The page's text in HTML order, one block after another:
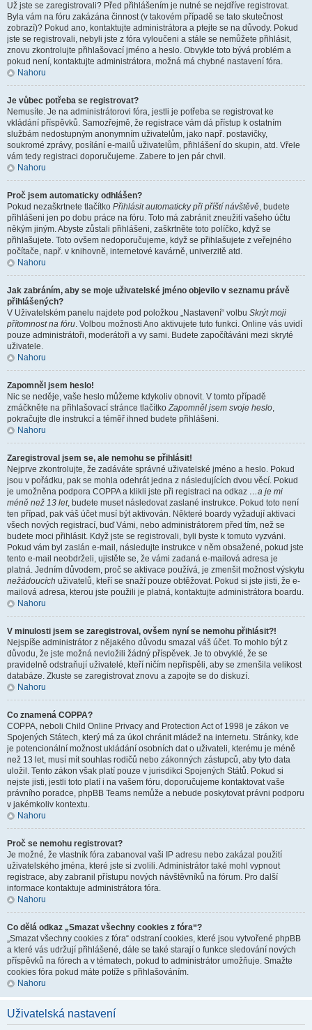
Už jste se zaregistrovali? Před přihlášením je nutné se nejdříve registrovat.
Byla vám na fóru zakázána činnost (v takovém případě se tato skutečnost
zobrazí)? Pokud ano, kontaktujte administrátora a ptejte se na důvody. Pokud
jste se registrovali, nebyli jste z fóra vyloučeni a stále se nemůžete přihlásit,
znovu zkontrolujte přihlašovací jméno a heslo. Obvykle toto bývá problém a
pokud není, kontaktujte administrátora, možná má chybné nastavení fóra.
Nahoru
Je vůbec potřeba se registrovat?
Nemusíte. Je na administrátorovi fóra, jestli je potřeba se registrovat ke
vkládání příspěvků. Samozřejmě, že registrace vám dá přístup k ostatním
službám nedostupným anonymním uživatelům, jako např. postavičky,
soukromé zprávy, posílání e-mailů uživatelům, přihlášení do skupin, atd. Vřele
vám tedy registraci doporučujeme. Zabere to jen pár chvil.
Nahoru
Proč jsem automaticky odhlášen?
Pokud nezaškrtnete tlačítko Přihlásit automaticky při příští návštěvě, budete
přihlášeni jen po dobu práce na fóru. Toto má zabránit zneužití vašeho účtu
někým jiným. Abyste zůstali přihlášeni, zaškrtněte toto políčko, když se
přihlašujete. Toto ovšem nedoporučujeme, když se přihlašujete z veřejného
počítače, např. v knihovně, internetové kavárně, univerzitě atd.
Nahoru
Jak zabráním, aby se moje uživatelské jméno objevilo v seznamu právě
přihlášených?
V Uživatelském panelu najdete pod položkou „Nastavení“ volbu Skrýt moji
přítomnost na fóru. Volbou možnosti Ano aktivujete tuto funkci. Online vás uvidí
pouze administrátoři, moderátoři a vy sami. Budete započítáváni mezi skryté
uživatele.
Nahoru
Zapomněl jsem heslo!
Nic se neděje, vaše heslo můžeme kdykoliv obnovit. V tomto případě
zmáčkněte na přihlašovací stránce tlačítkoZapomněl jsem svoje heslo,
pokračujte dle instrukcí a téměř ihned budete přihlášeni.
Nahoru
Zaregistroval jsem se, ale nemohu se přihlásit!
Nejprve zkontrolujte, že zadáváte správné uživatelské jméno a heslo. Pokud
jsou v pořádku, pak se mohla odehrát jedna z následujících dvou věcí. Pokud
je umožněna podpora COPPA a klikli jste při registraci na odkaz …a je mi
méně než 13 let, budete muset následovat zaslané instrukce. Pokud toto není
ten případ, pak váš účet musí být aktivován. Některé boardy vyžadují aktivaci
všech nových registrací, buď Vámi, nebo administrátorem před tím, než se
budete moci přihlásit. Když jste se registrovali, byli byste k tomuto vyzváni.
Pokud vám byl zaslán e-mail, následujte instrukce v něm obsažené, pokud jste
tento e-mail neobdrželi, ujistěte se, že vámi zadaná e-mailová adresa je
platná. Jedním důvodem, proč se aktivace používá, je zmenšit možnost výskytu
nežádoucích uživatelů, kteří se snaží pouze obtěžovat. Pokud si jste jisti, že e-
mailová adresa, kterou jste použili je platná, kontaktujte administrátora boardu.
Nahoru
V minulosti jsem se zaregistroval, ovšem nyní se nemohu přihlásit?!
Nejspíše administrátor z nějakého důvodu smazal váš účet. To mohlo být z
důvodu, že jste možná nevložili žádný příspěvek. Je to obvyklé, že se
pravidelně odstraňují uživatelé, kteří ničím nepřispěli, aby se zmenšila velikost
databáze. Zkuste se zaregistrovat znovu a zapojte se do diskuzí.
Nahoru
Co znamená COPPA?
COPPA, neboli Child Online Privacy and Protection Act of 1998 je zákon ve
Spojených Státech, který má za úkol chránit mládež na internetu. Stránky, kde
je potencionální možnost ukládání osobních dat o uživateli, kterému je méně
než 13 let, musí mít souhlas rodičů nebo zákonných zástupců, aby tyto data
uložil. Tento zákon však platí pouze v jurisdikci Spojených Států. Pokud si
nejste jisti, jestli toto platí i na vašem fóru, doporučujeme kontaktovat vaše
právního poradce, phpBB Teams nemůže a nebude poskytovat právni podporu
v jakémkoliv kontextu.
Nahoru
Proč se nemohu registrovat?
Je možné, že vlastník fóra zabanoval vaši IP adresu nebo zakázal použití
uživatelského jména, které jste si zvolili. Administrátor také mohl vypnout
registrace, aby zabranil přístupu nových návštěvníků na fórum. Pro další
informace kontaktuje administrátora fóra.
Nahoru
Co dělá odkaz „Smazat všechny cookies z fóra“?
„Smazat všechny cookies z fóra“ odstraní cookies, které jsou vytvořené phpBB
a které vás udržují přihlášené, dále se také starají o funkce sledování nových
příspěvků na fórech a v tématech, pokud to administrátor umožňuje. Smažte
cookies fóra pokud máte potíže s přihlašováním.
Nahoru
Uživatelská nastavení